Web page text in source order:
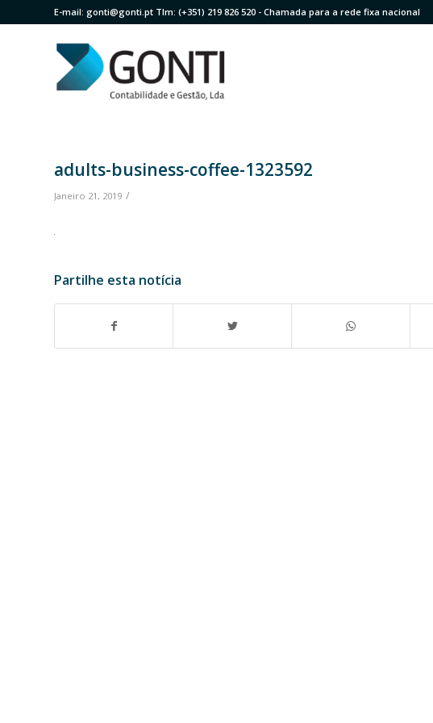
E-mail: gonti@gonti.pt Tlm: (+351) 219 826 520 - Chamada para a rede fixa nacional
adults-business-coffee-1323592
Janeiro 21, 2019 /
Partilhe esta notícia